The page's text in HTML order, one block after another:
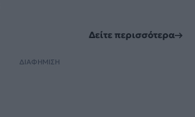
Δείτε περισσότερα
ΔΙΑΦΗΜΙΣΗ